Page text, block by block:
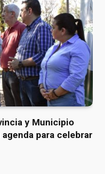
y Municipio
para celebrar